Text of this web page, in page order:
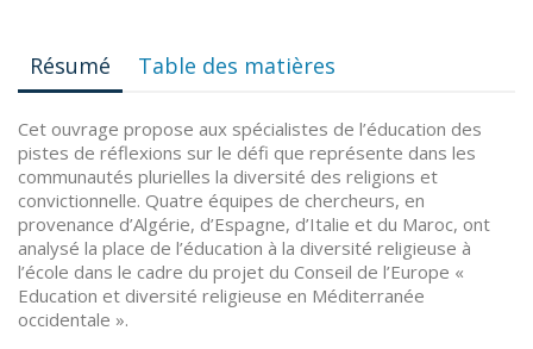
Résumé Table des matières
Cet ouvrage propose aux spécialistes de l’éducation des
pistes de réflexions sur le défi que représente dans les
communautés plurielles la diversité des religions et
convictionnelle. Quatre équipes de chercheurs, en
provenance d’Algérie, d’Espagne, d’Italie et du Maroc, ont
analysé la place de l’éducation à la diversité religieuse à
l’école dans le cadre du projet du Conseil de l’Europe «
Education et diversité religieuse en Méditerranée
occidentale ».